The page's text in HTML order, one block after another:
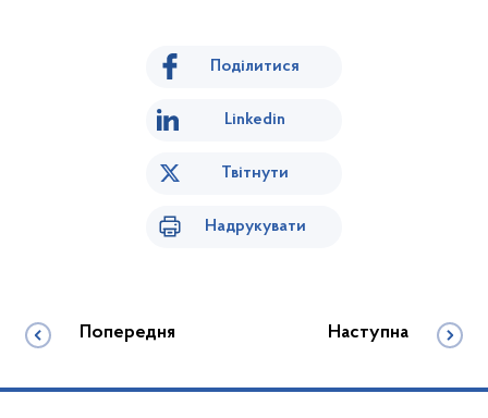
Поділитися
Linkedin
Твітнути
Надрукувати
Попередня Наступна